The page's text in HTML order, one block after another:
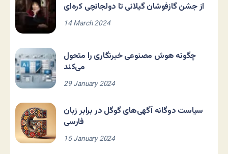
از جشن گازفوشان گیلانی تا دولجانچی کره‌ای
14 March 2024
چگونه هوش مصنوعی خبرنگاری را متحول
می‌کند
29 January 2024
سیاست دوگانه آگهی‌های گوگل در برابر زبان
فارسی
15 January 2024